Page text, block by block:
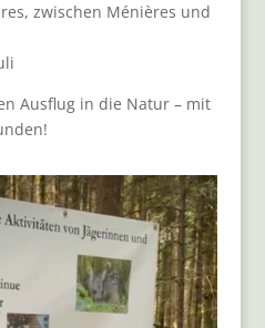
zwischen Ménières und
Ausflug in die Natur – mit